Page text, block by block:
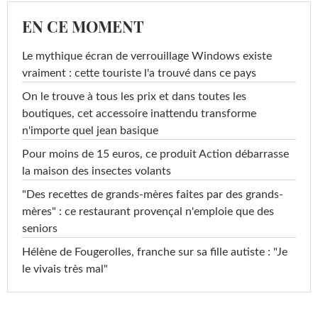
EN CE MOMENT
Le mythique écran de verrouillage Windows existe
vraiment : cette touriste l'a trouvé dans ce pays
On le trouve à tous les prix et dans toutes les
boutiques, cet accessoire inattendu transforme
n'importe quel jean basique
Pour moins de 15 euros, ce produit Action débarrasse
la maison des insectes volants
"Des recettes de grands-mères faites par des grands-
mères" : ce restaurant provençal n'emploie que des
seniors
Hélène de Fougerolles, franche sur sa fille autiste : "Je
le vivais très mal"